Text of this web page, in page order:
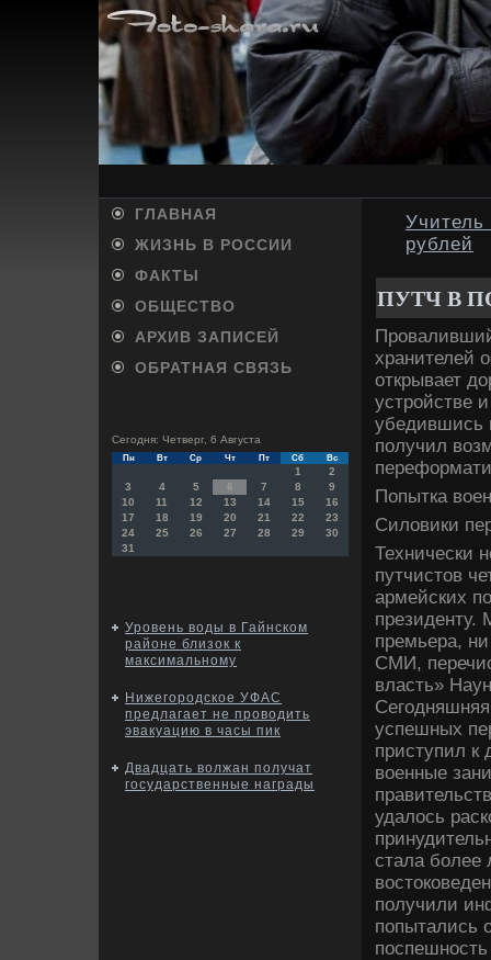
ГЛАВНАЯ
ЖИЗНЬ В РОССИИ
ФАКТЫ
ОБЩЕСТВО
АРХИВ ЗАПИСЕЙ
ОБРАТНАЯ СВЯЗЬ
Сегодня: Четверг, 6 Августа
Пн Вт Ср Чт Пт Сб Вс
1
2
3
4 5 6 7 8
9
10
11 12 13 14 15
16
17
18 19 20 21 22
23
24
25 26 27 28 29
30
31
Уровень воды в Гайнском
районе близок к
максимальному
Нижегородское УФАС
предлагает не проводить
эвакуацию в часы пик
Двадцать волжан получат
государственные награды
Учитель
рублей
ПУТЧ В
хранителей
открывает
устройстве
убедившись
получил
Попытка
Силовики
Технически
путчистов
армейских
президенту.
премьера,
СМИ,
власть»
успешных
приступил к
военные
удалось
стала более
получили
попытались